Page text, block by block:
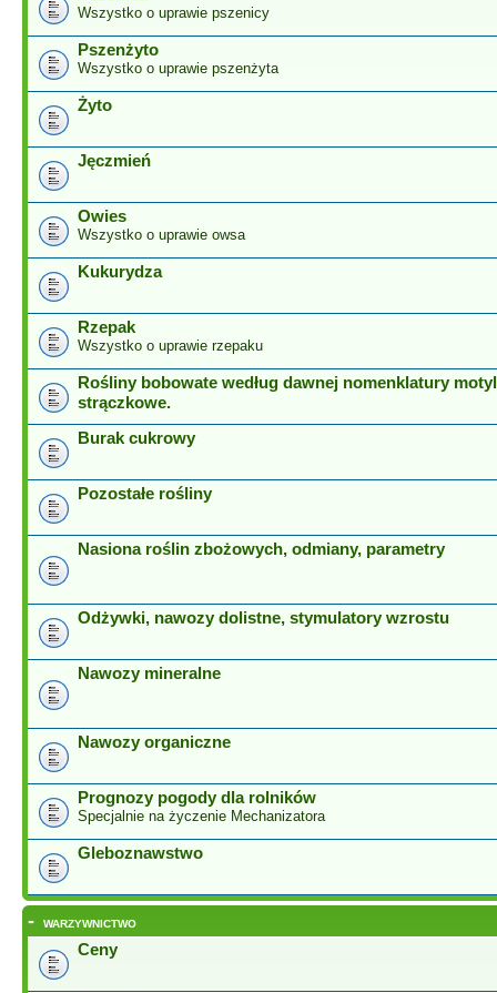
Wszystko o uprawie pszenicy
Pszenżyto
Wszystko o uprawie pszenżyta
Żyto
Jęczmień
Owies
Wszystko o uprawie owsa
Kukurydza
Rzepak
Wszystko o uprawie rzepaku
Rośliny bobowate według dawnej nomenklatury
strączkowe.
Burak cukrowy
Pozostałe rośliny
Nasiona roślin zbożowych, odmiany, parametry
Odżywki, nawozy dolistne, stymulatory wzrostu
Nawozy mineralne
Nawozy organiczne
Prognozy pogody dla rolników
Specjalnie na życzenie Mechanizatora
Gleboznawstwo
- WARZYWNICTWO
Ceny